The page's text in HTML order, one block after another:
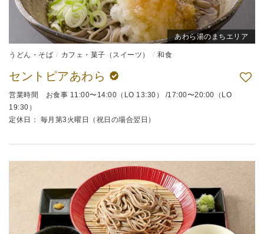
あわら湯のまちエリア
うどん・そば カフェ・菓子（スイーツ） 和食
セントピアあわら
営業時間 お食事 11:00〜14:00（LO 13:30） /17:00〜20:00（LO
19:30）
定休日： 毎月第3火曜日（祝日の場合翌日）